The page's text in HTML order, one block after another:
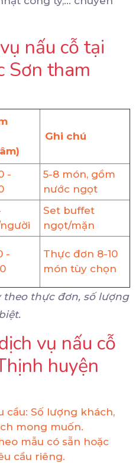
nấu cỗ tại
Sơn tham
Ghi chú
-
5-8 món, gồm
nước ngọt
Set buffet
ngọt/mặn
-
Thực đơn 8-10
món tùy chọn
theo thực đơn, số lượng
vụ nấu cỗ
huyện
cầu: Số lượng khách,
mong muốn.
mẫu có sẵn hoặc
cầu riêng.